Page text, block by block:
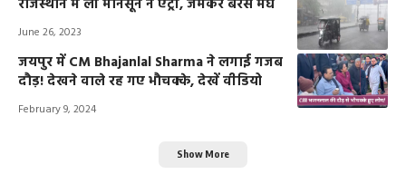
राजस्थान में ली मानसून ने एंट्री, जमकर बरसे मेघ
June 26, 2023
जयपुर में CM Bhajanlal Sharma ने लगाई गजब
दौड़! देखने वाले रह गए भौचक्के, देखें वीडियो
February 9, 2024
Show More